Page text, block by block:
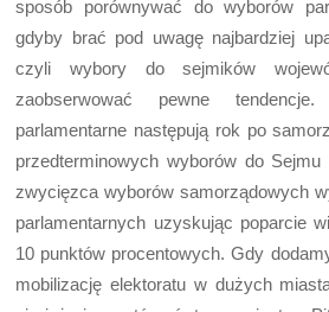
sposób porównywać do wyborów
gdyby brać pod uwagę najbardziej
czyli wybory do sejmików
zaobserwować pewne
parlamentarne następują rok po
przedterminowych wyborów do
zwycięzca wyborów samorządowych
parlamentarnych uzyskując poparcie
10 punktów procentowych. Gdy
mobilizację elektoratu w dużych